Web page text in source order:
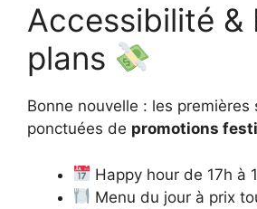
Accessibilité &
plans
Bonne nouvelle : les premières
ponctuées de promotions
Happy hour de 17h à
Menu du jour à prix